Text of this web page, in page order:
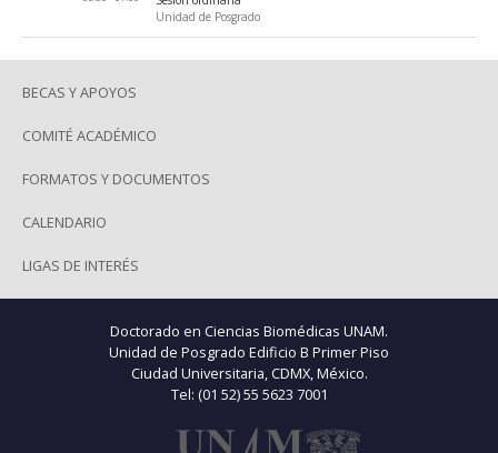
Unidad de Posgrado
BECAS Y APOYOS
COMITÉ ACADÉMICO
FORMATOS Y DOCUMENTOS
CALENDARIO
LIGAS DE INTERÉS
Doctorado en Ciencias Biomédicas UNAM.
Unidad de Posgrado Edificio B Primer Piso
Ciudad Universitaria, CDMX, México.
Tel: (01 52) 55 5623 7001